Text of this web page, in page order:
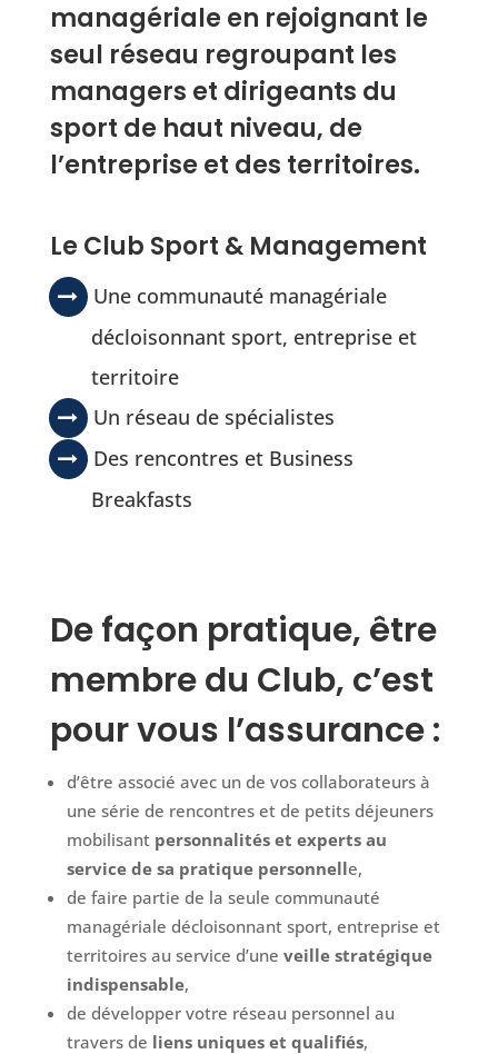
managériale en rejoignant le
seul réseau regroupant les
managers et dirigeants du
sport de haut niveau, de
l’entreprise et des territoires.
Le Club Sport & Management
Une communauté managériale
décloisonnant sport, entreprise et
territoire
Un réseau de spécialistes
Des rencontres et Business
Breakfasts
De façon pratique, être
membre du Club, c’est
pour vous l’assurance :
d’être associé avec un de vos collaborateurs à
une série de rencontres et de petits déjeuners
mobilisant personnalités et experts au
service de sa pratique personnelle,
de faire partie de la seule communauté
managériale décloisonnant sport, entreprise et
territoires au service d’une veille stratégique
indispensable,
de développer votre réseau personnel au
travers de liens uniques et qualifiés,